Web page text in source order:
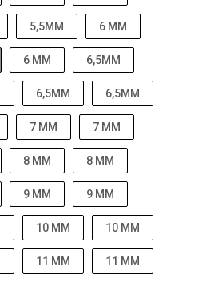
5,5MM 6 MM
6 MM 6,5MM
6,5MM 6,5MM
7 MM 7 MM
8 MM 8 MM
9 MM 9 MM
10 MM 10 MM
11 MM 11 MM